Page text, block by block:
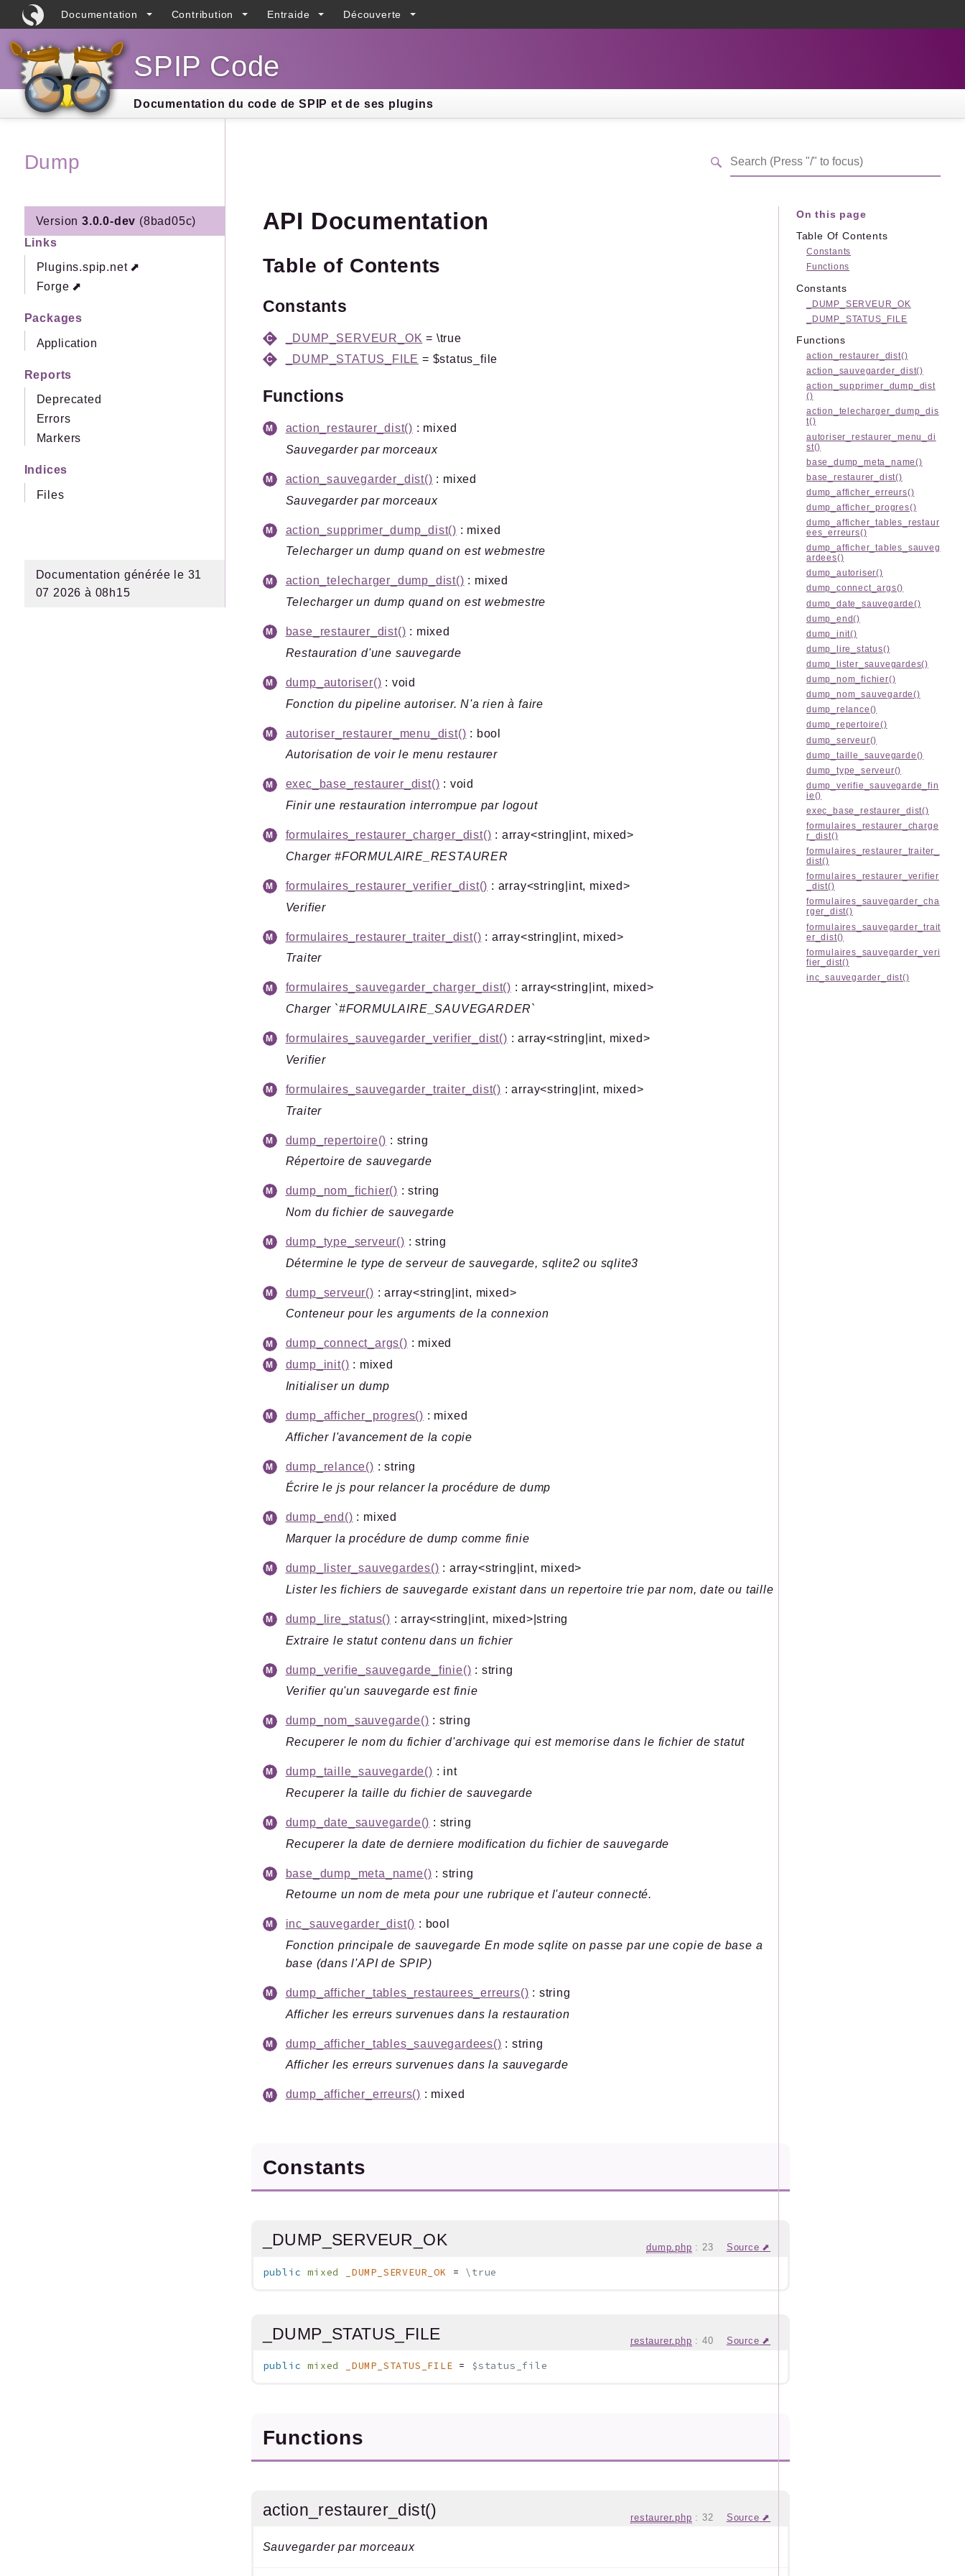
Documentation Contribution Entraide Découverte
SPIP Code
Documentation du code de SPIP et de ses plugins
Dump
Version 3.0.0-dev (8bad05c)
Links
Plugins.spip.net
Forge
Packages
Application
Reports
Deprecated
Errors
Markers
Indices
Files
Documentation générée le 31
07 2026 à 08h15
API Documentation
Table of Contents
Constants
_DUMP_SERVEUR_OK = \true
_DUMP_STATUS_FILE = $status_file
Functions
action_restaurer_dist() : mixed
Sauvegarder par morceaux
action_sauvegarder_dist() : mixed
Sauvegarder par morceaux
action_supprimer_dump_dist() : mixed
Telecharger un dump quand on est webmestre
action_telecharger_dump_dist() : mixed
Telecharger un dump quand on est webmestre
base_restaurer_dist() : mixed
Restauration d'une sauvegarde
dump_autoriser() : void
Fonction du pipeline autoriser. N'a rien à faire
autoriser_restaurer_menu_dist() : bool
Autorisation de voir le menu restaurer
exec_base_restaurer_dist() : void
Finir une restauration interrompue par logout
formulaires_restaurer_charger_dist() : array<string|int, mixed>
Charger #FORMULAIRE_RESTAURER
formulaires_restaurer_verifier_dist() : array<string|int, mixed>
Verifier
formulaires_restaurer_traiter_dist() : array<string|int, mixed>
Traiter
formulaires_sauvegarder_charger_dist() : array<string|int, mixed>
Charger `#FORMULAIRE_SAUVEGARDER`
formulaires_sauvegarder_verifier_dist() : array<string|int, mixed>
Verifier
formulaires_sauvegarder_traiter_dist() : array<string|int, mixed>
Traiter
dump_repertoire() : string
Répertoire de sauvegarde
dump_nom_fichier() : string
Nom du fichier de sauvegarde
dump_type_serveur() : string
Détermine le type de serveur de sauvegarde, sqlite2 ou sqlite3
dump_serveur() : array<string|int, mixed>
Conteneur pour les arguments de la connexion
dump_connect_args() : mixed
dump_init() : mixed
Initialiser un dump
dump_afficher_progres() : mixed
Afficher l'avancement de la copie
dump_relance() : string
Écrire le js pour relancer la procédure de dump
dump_end() : mixed
Marquer la procédure de dump comme finie
dump_lister_sauvegardes() : array<string|int, mixed>
Lister les fichiers de sauvegarde existant dans un repertoire trie par nom, date ou taille
dump_lire_status() : array<string|int, mixed>|string
Extraire le statut contenu dans un fichier
dump_verifie_sauvegarde_finie() : string
Verifier qu'un sauvegarde est finie
dump_nom_sauvegarde() : string
Recuperer le nom du fichier d'archivage qui est memorise dans le fichier de statut
dump_taille_sauvegarde() : int
Recuperer la taille du fichier de sauvegarde
dump_date_sauvegarde() : string
Recuperer la date de derniere modification du fichier de sauvegarde
base_dump_meta_name() : string
Retourne un nom de meta pour une rubrique et l'auteur connecté.
inc_sauvegarder_dist() : bool
Fonction principale de sauvegarde En mode sqlite on passe par une copie de base a
base (dans l'API de SPIP)
dump_afficher_tables_restaurees_erreurs() : string
Afficher les erreurs survenues dans la restauration
dump_afficher_tables_sauvegardees() : string
Afficher les erreurs survenues dans la sauvegarde
dump_afficher_erreurs() : mixed
Constants
_DUMP_SERVEUR_OK dump.php : 23 Source
public mixed _DUMP_SERVEUR_OK = \true
_DUMP_STATUS_FILE restaurer.php : 40 Source
public mixed _DUMP_STATUS_FILE = $status_file
Functions
action_restaurer_dist() restaurer.php : 32 Source
Sauvegarder par morceaux
On this page
Table Of Contents
Constants
Functions
Constants
_DUMP_SERVEUR_OK
_DUMP_STATUS_FILE
Functions
action_restaurer_dist()
action_sauvegarder_dist()
action_supprimer_dump_dist
()
action_telecharger_dump_dis
t()
autoriser_restaurer_menu_di
st()
base_dump_meta_name()
base_restaurer_dist()
dump_afficher_erreurs()
dump_afficher_progres()
dump_afficher_tables_restaur
ees_erreurs()
dump_afficher_tables_sauveg
ardees()
dump_autoriser()
dump_connect_args()
dump_date_sauvegarde()
dump_end()
dump_init()
dump_lire_status()
dump_lister_sauvegardes()
dump_nom_fichier()
dump_nom_sauvegarde()
dump_relance()
dump_repertoire()
dump_serveur()
dump_taille_sauvegarde()
dump_type_serveur()
dump_verifie_sauvegarde_fin
ie()
exec_base_restaurer_dist()
formulaires_restaurer_charge
r_dist()
formulaires_restaurer_traiter_
dist()
formulaires_restaurer_verifier
_dist()
formulaires_sauvegarder_cha
rger_dist()
formulaires_sauvegarder_trait
er_dist()
formulaires_sauvegarder_veri
fier_dist()
inc_sauvegarder_dist()
Search results